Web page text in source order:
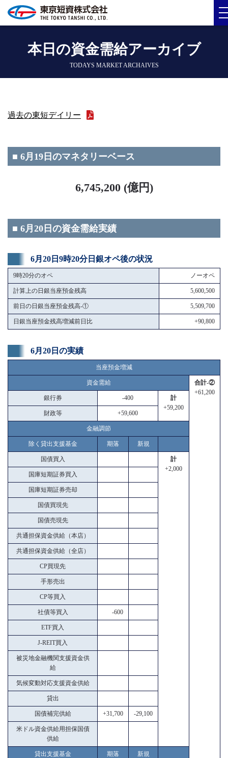
本日の資金需給アーカイブ
TODAYS MARKET ARCHAIVES
過去の東短デイリー
■ 6月19日のマネタリーベース
6,745,200 (億円)
■ 6月20日の資金需給実績
6月20日9時20分日銀オペ後の状況
9時20分のオペ ノーオペ
計算上の日銀当座預金残高 5,600,500
前日の日銀当座預金残高-① 5,509,700
日銀当座預金残高増減前日比 +90,800
6月20日の実績
当座預金増減
資金需給
合計-②
+61,200
銀行券 -400
計
+59,200
財政等 +59,600
金融調節
除く貸出支援基金 期落 新規
国債買入
計
+2,000
国庫短期証券買入
国庫短期証券売却
国債買現先
国債売現先
共通担保資金供給（本店）
共通担保資金供給（全店）
CP買現先
手形売出
CP等買入
社債等買入 -600
ETF買入
J-REIT買入
被災地金融機関支援資金供
給
気候変動対応支援資金供給
貸出
国債補完供給 +31,700 -29,100
米ドル資金供給用担保国債
供給
貸出支援基金 期落 新規